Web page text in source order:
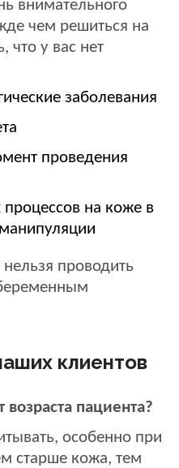
внимательного
чем решиться на
что у вас нет
заболевания
проведения
процессов на коже в
проводить
клиентов
возраста пациента?
особенно при
старше кожа, тем